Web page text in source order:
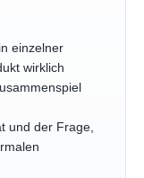
einzelner
wirklich
und der Frage,